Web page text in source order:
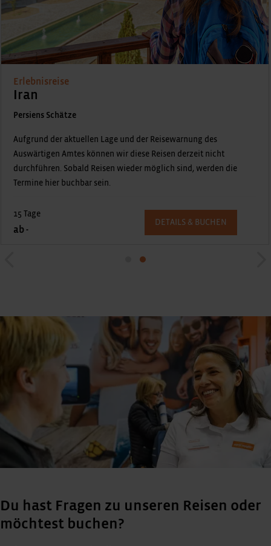
Erlebnisreise
Iran
Persiens Schätze
Aufgrund der aktuellen Lage und der Reisewarnung des
Auswärtigen Amtes können wir diese Reisen derzeit nicht
durchführen. Sobald Reisen wieder möglich sind, werden die
Termine hier buchbar sein.
15 Tage
ab -
DETAILS & BUCHEN
Du hast Fragen zu unseren Reisen oder
möchtest buchen?